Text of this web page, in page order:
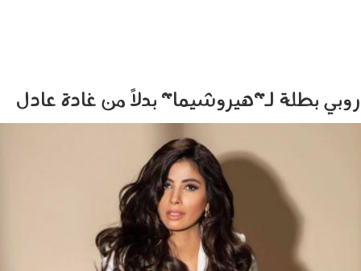
روبي بطلة لـ"هيروشيما" بدلاً من غادة عادل